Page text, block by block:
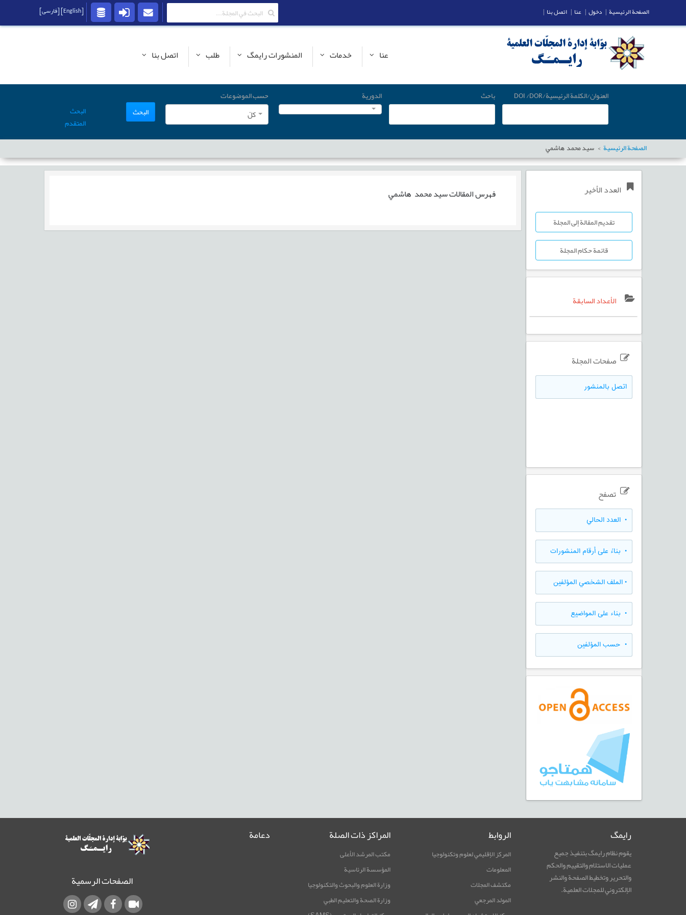
عنا خدمات المنشورات رایمگ طلب اتصل بنا
العنوان/الكلمة الرئيسية/DOI /DOR باحث الدورية
حسب الموضوعات
کلّ
البحث
البحث
المتقدم
الصفحة الرئيسية سيد محمد هاشمي
العدد الأخير
تقديم المقالة إلى المجلة
قائمة حكام المجلة
الأعداد السابقة
صفحات المجلة
اتصل بالمنشور
تصفح
• العدد الحالي
• بناءً على أرقام المنشورات
•الملف الشخصي المؤلفين
• بناء على المواضيع
• حسب المؤلفين
فهرس المقالاتسيد محمد هاشمي
رایمگ
يقوم نظام رایمگ بتنفيذ جميع
عمليات الاستلام والتقييم والحكم
والتحرير وتخطيط الصفحة والنشر
الإلكتروني للمجلات العلمية.
الروابط
المركز الإقليمي لعلوم وتكنولوجيا
المعلومات
مكتشف المجلات
المولد المرجعي
المراكز ذات الصلة
مكتب المرشد الأعلى
المؤسسة الرئاسية
وزارة العلوم والبحوث والتكنولوجيا
وزارة الصحة والتعليم الطبي
دعامة
الصفحات الرسمية
الصفحة الرئيسية | دخول | عنا | اتصل بنا |
[English] [فارسی]